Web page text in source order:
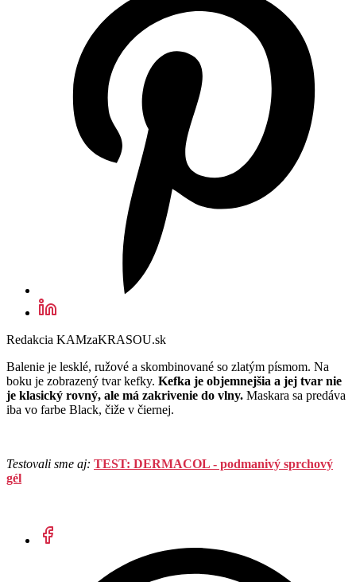
Redakcia KAMzaKRASOU.sk
Balenie je lesklé, ružové a skombinované so zlatým písmom. Na
boku je zobrazený tvar kefky. Kefka je objemnejšia a jej tvar nie
je klasický rovný, ale má zakrivenie do vlny. Maskara sa predáva
iba vo farbe Black, čiže v čiernej.
Testovali sme aj: TEST: DERMACOL - podmanivý sprchový
gél